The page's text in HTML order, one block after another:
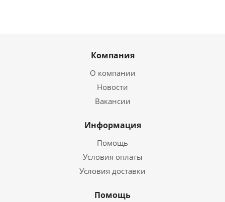
Компания
О компании
Новости
Вакансии
Информация
Помощь
Условия оплаты
Условия доставки
Помощь